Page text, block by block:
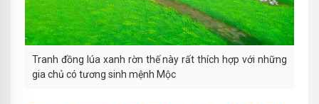
Tranh đồng lúa xanh rờn thế này rất thích hợp với những
gia chủ có tương sinh mệnh Mộc